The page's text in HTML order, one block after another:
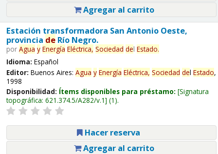
Agregar al carrito
Estación transformadora San Antonio Oeste,
provincia deRío Negro.
por Agua y Energía Eléctrica, Sociedad del Estado.
Idioma: Español
Editor: Buenos Aires: Agua y Energía Eléctrica, Sociedad del Estado,
1998
Disponibilidad: Ítems disponibles para préstamo: Signatura
topográfica: 621.374.5/A282/v.1 (1).
Hacer reserva
Agregar al carrito